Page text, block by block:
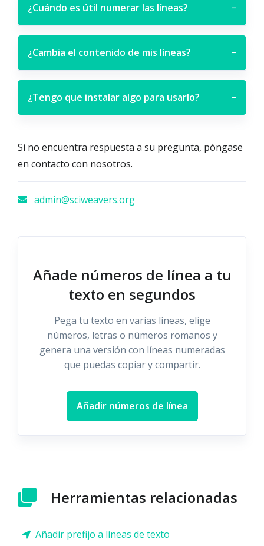
¿Cuándo es útil numerar las líneas? −
¿Cambia el contenido de mis líneas? −
¿Tengo que instalar algo para usarlo? −
Si no encuentra respuesta a su pregunta, póngase
en contacto con nosotros.
admin@sciweavers.org
Añade números de línea a tu
texto en segundos
Pega tu texto en varias líneas, elige
números, letras o números romanos y
genera una versión con líneas numeradas
que puedas copiar y compartir.
Añadir números de línea
Herramientas relacionadas
Añadir prefijo a líneas de texto